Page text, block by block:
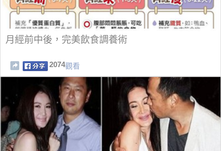
月經前中後，完美飲食調養術
2074觀看